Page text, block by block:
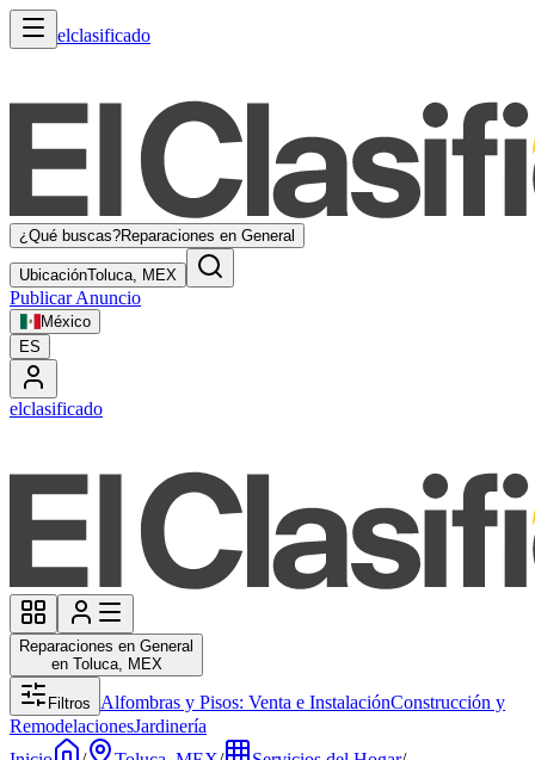
elclasificado
¿Qué buscas?Reparaciones en General
UbicaciónToluca, MEX
Publicar Anuncio
México
ES
elclasificado
Reparaciones en General
en Toluca, MEX
Filtros Alfombras y Pisos: Venta e InstalaciónConstrucción y
RemodelacionesJardinería